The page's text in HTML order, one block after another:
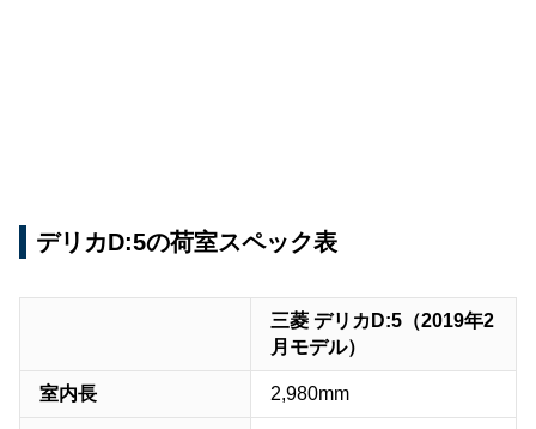
デリカD:5の荷室スペック表
三菱 デリカD:5（2019年2
月モデル）
室内長 2,980mm